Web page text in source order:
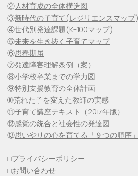
②人材育成の全体構造図
③新時代の子育て(レジリエンスマップ)
④世代別発達課題(K-100マップ)
⑤未来を生き抜く子育てマップ
⑥思春期届
⑦発達障害理解条例（案）
⑧小学校卒業までの学力図
⑨特別支援教育の全体計画
➉荒れた子を変えた教師の実感
⑪子育て講座テキスト（2017年版）
⑫感覚の統合と社会性の発達図
⑬思いやりの心を育てる「９つの順序」
□プライバシーポリシー
□お問い合わせ